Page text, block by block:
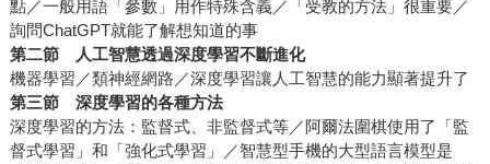
點／一般用語「參數」用作特殊含義／「受教的方法」很重要／
詢問ChatGPT就能了解想知道的事
第二節
人工智慧透過深度學習不斷進化
機器學習／類神經網路／深度學習讓人工智慧的能力顯著提升了
第三節 深度學習的各種方法
深度學習的方法：監督式、非監督式等／阿爾法圍棋使用了「監
督式學習」和「強化式學習」／智慧型手機的大型語言模型是